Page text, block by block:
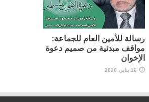
رسالة للأمين العام للجماعة:
مواقف مبدئية من صميم دعوة
الإخوان
16 يناير، 2020